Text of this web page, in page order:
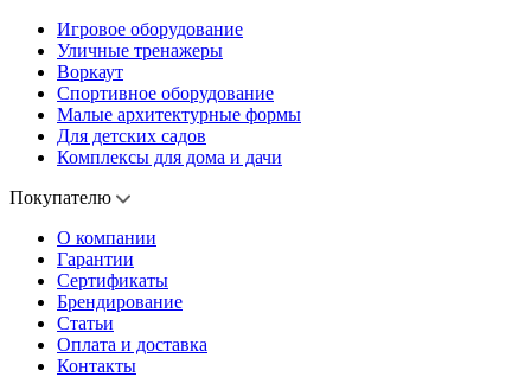
Игровое оборудование
Уличные тренажеры
Воркаут
Спортивное оборудование
Малые архитектурные формы
Для детских садов
Комплексы для дома и дачи
Покупателю
О компании
Гарантии
Сертификаты
Брендирование
Статьи
Оплата и доставка
Контакты